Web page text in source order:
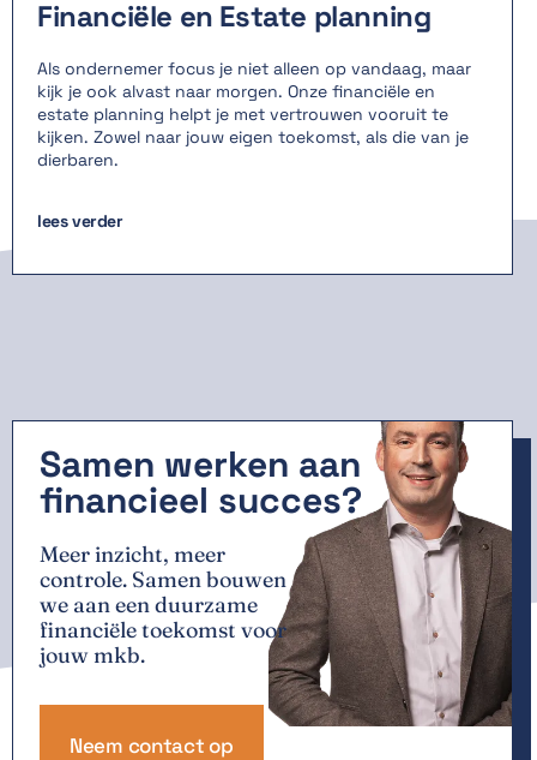
Financiële en Estate planning
Als ondernemer focus je niet alleen op vandaag, maar
kijk je ook alvast naar morgen. Onze financiële en
estate planning helpt je met vertrouwen vooruit te
kijken. Zowel naar jouw eigen toekomst, als die van je
dierbaren.
lees verder
Samen werken aan
financieel succes?
Meer inzicht, meer
controle. Samen bouwen
we aan een duurzame
financiële toekomst voor
jouw mkb.
Neem contact op